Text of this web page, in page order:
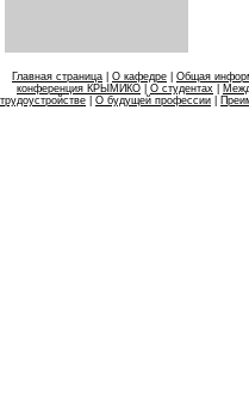
Главная страница О кафедре Общая
конференция КРЫМИКО
О студентах
трудоустройстве
О будущей профессии